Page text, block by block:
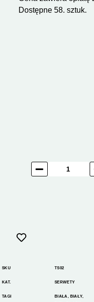
Dostępne 58. sztuk.
SKU TS02
KAT. SERWETY
TAGI BIAŁA, BIAŁY,